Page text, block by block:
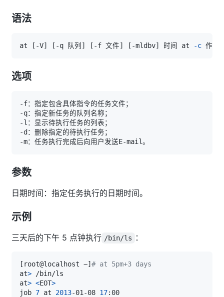
语法
at [ -V] [ -q 队列 ] [ -f 文件] [ -mldbv] 时间 at -c 作业
选项
参数
日期时间：指定任务执行的日期时间。
示例
三天后的下午 5 点钟执行 /bin/ls ：
[ root@localhost ~] # at 5pm+3 days
at>
at> <EOT>
job 7 at 2013-01-08 17